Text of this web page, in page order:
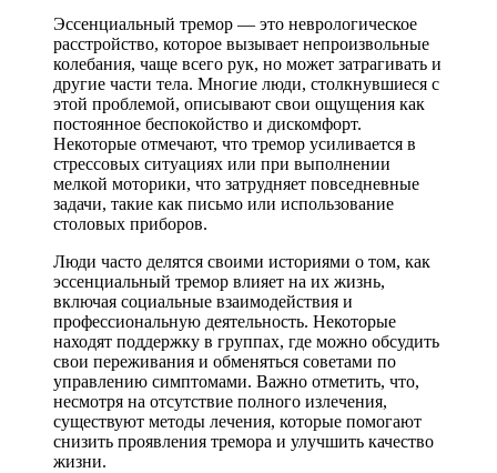
Эссенциальный тремор — это неврологическое
расстройство, которое вызывает непроизвольные
колебания, чаще всего рук, но может затрагивать и
другие части тела. Многие люди, столкнувшиеся с
этой проблемой, описывают свои ощущения как
постоянное беспокойство и дискомфорт.
Некоторые отмечают, что тремор усиливается в
стрессовых ситуациях или при выполнении
мелкой моторики, что затрудняет повседневные
задачи, такие как письмо или использование
столовых приборов.
Люди часто делятся своими историями о том, как
эссенциальный тремор влияет на их жизнь,
включая социальные взаимодействия и
профессиональную деятельность. Некоторые
находят поддержку в группах, где можно обсудить
свои переживания и обменяться советами по
управлению симптомами. Важно отметить, что,
несмотря на отсутствие полного излечения,
существуют методы лечения, которые помогают
снизить проявления тремора и улучшить качество
жизни.